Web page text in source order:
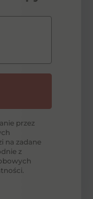
przez
na zadane
z